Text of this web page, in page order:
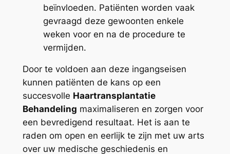
beïnvloeden. Patiënten worden vaak
gevraagd deze gewoonten enkele
weken voor en na de procedure te
vermijden.
Door te voldoen aan deze ingangseisen
kunnen patiënten de kans op een
succesvolle Haartransplantatie
Behandeling maximaliseren en zorgen voor
een bevredigend resultaat. Het is aan te
raden om open en eerlijk te zijn met uw arts
over uw medische geschiedenis en